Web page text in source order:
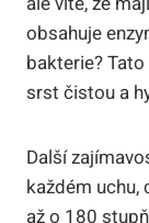
obsahuje
bakterie?
srst čistou a
Další
každém
až o 180